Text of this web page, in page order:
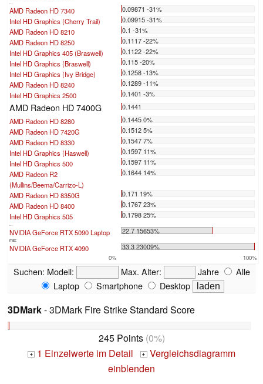
AMD Radeon HD 7340
0.09871 -31%
Intel HD Graphics (Cherry Trail)
0.09915 -31%
AMD Radeon HD 8210
0.1 -31%
AMD Radeon HD 8250
0.1117 -22%
Intel HD Graphics 405 (Braswell)
0.1122 -22%
Intel HD Graphics (Braswell)
0.115 -20%
Intel HD Graphics (Ivy Bridge)
0.1258 -13%
AMD Radeon HD 8240
0.1289 -11%
Intel HD Graphics 2500
0.1401 -3%
AMD Radeon HD 7400G
0.1441
AMD Radeon HD 8280
0.1445 0%
AMD Radeon HD 7420G
0.1512 5%
AMD Radeon HD 8330
0.1547 7%
Intel HD Graphics (Haswell)
0.1597 11%
Intel HD Graphics 500
0.1597 11%
AMD Radeon R2
(Mullins/Beema/Carrizo-L)
0.1644 14%
AMD Radeon HD 8350G
0.171 19%
AMD Radeon HD 8400
0.1767 23%
Intel HD Graphics 505
0.1798 25%
NVIDIA GeForce RTX 5090 Laptop 22.7 15653%
max:
NVIDIA GeForce RTX 4090 33.3 23009%
0% 100%
Suchen: Modell: Max. Alter: Jahre
Alle
Laptop
Smartphone Desktop
3DMark- 3DMark Fire Strike Standard Score
245 Points(0%)
+ 1 Einzelwerte im Detail + Vergleichsdiagramm
einblenden